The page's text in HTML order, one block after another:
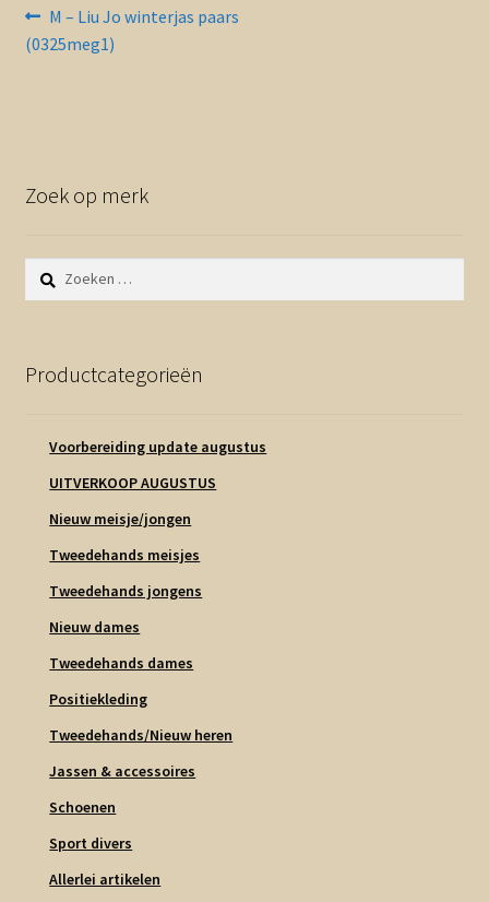
Bericht
navigatie
Vorig
bericht:
M – Liu Jo winterjas paars
(0325meg1)
Zoek op merk
Zoeken
naar:
Productcategorieën
Voorbereiding update augustus
UITVERKOOP AUGUSTUS
Nieuw meisje/jongen
Tweedehands meisjes
Tweedehands jongens
Nieuw dames
Tweedehands dames
Positiekleding
Tweedehands/Nieuw heren
Jassen & accessoires
Schoenen
Sport divers
Allerlei artikelen